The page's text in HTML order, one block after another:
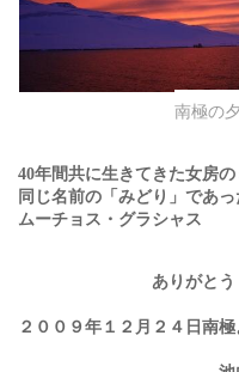
南極の
40年間共に生きてきた女房
同じ名前の「みどり」であ
ムーチョス・グラシャス
ありがとう 美し
２００９年１２月２４日南